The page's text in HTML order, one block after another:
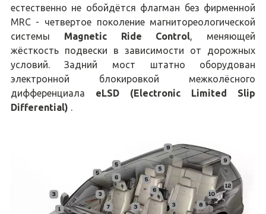
естественно не обойдётся флагман без фирменной
MRC - четвертое поколение магнитореологической
системы Magnetic Ride Control, меняющей
жёсткость подвески в зависимости от дорожных
условий. Задний мост штатно оборудован
электронной блокировкой межколёсного
дифференциала eLSD (Electronic Limited Slip
Differential) .